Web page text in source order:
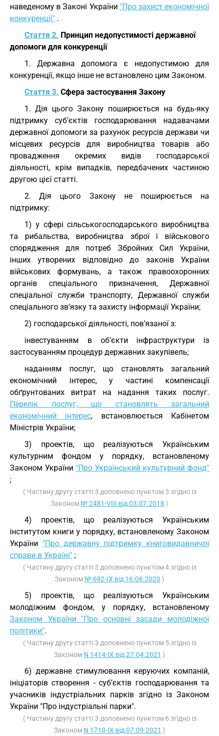
наведеному в Законі України "Про захист економічної
конкуренції" .
Стаття 2. Принцип недопустимості державної
допомоги для конкуренції
1. Державна допомога є недопустимою для
конкуренції, якщо інше не встановлено цим Законом.
Стаття 3. Сфера застосування Закону
1. Дія цього Закону поширюється на будь-яку
підтримку суб’єктів господарювання надавачами
державної допомоги за рахунок ресурсів держави чи
місцевих ресурсів для виробництва товарів або
провадження окремих видів господарської
діяльності, крім випадків, передбачених частиною
другою цієї статті.
2. Дія цього Закону не поширюється на
підтримку:
1) у сфері сільськогосподарського виробництва
та рибальства, виробництва зброї і військового
спорядження для потреб Збройних Сил України,
інших утворених відповідно до законів України
військових формувань, а також правоохоронних
органів спеціального призначення, Державної
спеціальної служби транспорту, Державної служби
спеціального зв’язку та захисту інформації України;
2) господарської діяльності, пов’язаної з:
інвестуванням в об’єкти інфраструктури із
застосуванням процедур державних закупівель;
наданням послуг, що становлять загальний
економічний інтерес, у частині компенсації
обґрунтованих витрат на надання таких послуг.
Перелік послуг, що становлять загальний
економічний інтерес, встановлюється Кабінетом
Міністрів України;
3) проектів, що реалізуються Українським
культурним фондом у порядку, встановленому
Законом України "Про Український культурний фонд"
;
( Частину другу статті 3 доповнено пунктом 3 згідно із
Законом № 2481-VIII від 03.07.2018 )
4) проектів, що реалізуються Українським
інститутом книги у порядку, встановленому Законом
України "Про державну підтримку книговидавничої
справи в Україні" ;
( Частину другу статті 3 доповнено пунктом 4 згідно із
Законом № 692-IX від 16.06.2020 )
5) проектів, що реалізуються Українським
молодіжним фондом, у порядку, встановленому
Законом України "Про основні засади молодіжної
політики".
( Частину другу статті 3 доповнено пунктом 5 згідно із
Законом N 1414-IX від 27.04.2021 )
6) державне стимулювання керуючих компаній,
ініціаторів створення - суб’єктів господарювання та
учасників індустріальних парків згідно із Законом
України "Про індустріальні парки".
( Частину другу статті 3 доповнено пунктом 6 згідно із
Законом N 1710-IX від 07.09.2021 )